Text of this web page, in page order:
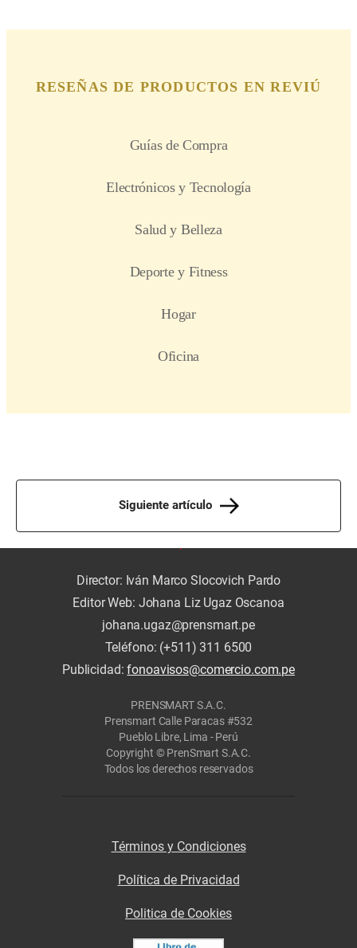
Siguiente artículo
Director: Iván Marco Slocovich Pardo
Editor Web: Johana Liz Ugaz Oscanoa
johana.ugaz@prensmart.pe
Teléfono: (+511) 311 6500
Publicidad:fonoavisos@comercio.com.pe
PRENSMART S.A.C.
Prensmart Calle Paracas #532
Pueblo Libre, Lima - Perú
Copyright © PrenSmart S.A.C.
Todos los derechos reservados
Términos y Condiciones
Política de Privacidad
Politica de Cookies